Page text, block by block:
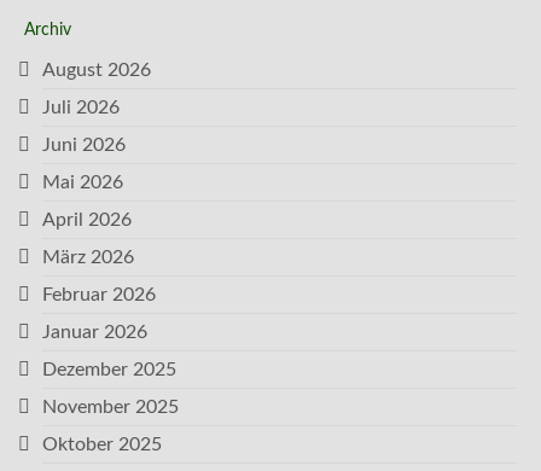
Archiv
August 2026
Juli 2026
Juni 2026
Mai 2026
April 2026
März 2026
Februar 2026
Januar 2026
Dezember 2025
November 2025
Oktober 2025